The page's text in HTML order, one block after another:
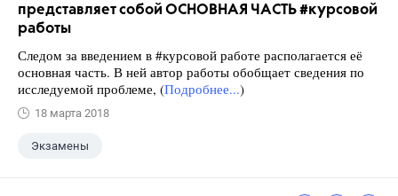
представляет собой ОСНОВНАЯ ЧАСТЬ #курсовой
работы
Следом за введением в #курсовой работе располагается её
основная часть. В ней автор работы обобщает сведения по
исследуемой проблеме, (Подробнее...)
18 марта 2018
Экзамены